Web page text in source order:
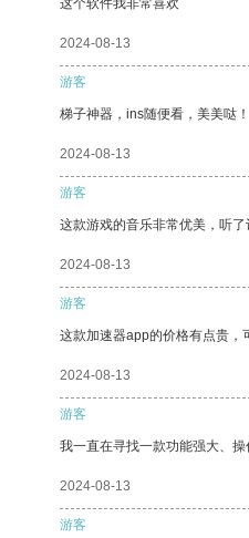
这个软件我非常喜欢
2024-08-13
游客
梯子神器，ins随便看，美美哒！
2024-08-13
游客
这款游戏的音乐非常优美，听了
2024-08-13
游客
这款加速器app的价格有点贵，
2024-08-13
游客
我一直在寻找一款功能强大、
2024-08-13
游客